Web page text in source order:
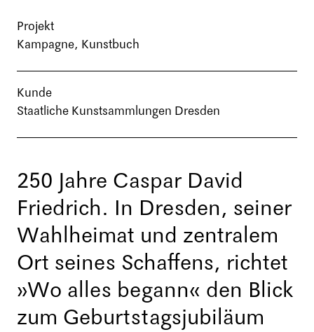
Projekt
Kampagne, Kunstbuch
Kunde
Staatliche Kunstsammlungen Dresden
250 Jahre Caspar David
Friedrich. In Dresden, seiner
Wahlheimat und zentralem
Ort seines Schaffens, richtet
»Wo alles begann« den Blick
zum Geburtstagsjubiläum